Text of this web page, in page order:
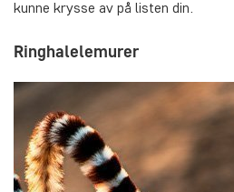
kunne krysse av på listen din.
Ringhalelemurer